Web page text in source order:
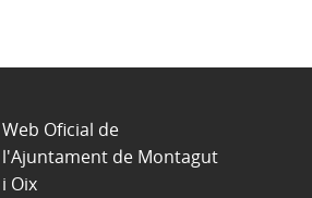
Web Oficial de
l'Ajuntament de Montagut
i Oix